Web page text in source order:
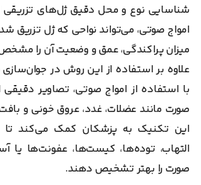
شناسایی نوع و محل دقیق ژل‌های
امواج صوتی، می‌تواند نواحی که ژل تزریق
میزان پراکندگی، عمق و وضعیت آن را
علاوه بر استفاده از این روش در
با استفاده از امواج صوتی، تصاویر
صورت مانند عضلات، غدد، عروق خونی و
این تکنیک به پزشکان کمک می‌کند تا
التهاب، توده‌ها، کیست‌ها، عفونت‌ها یا
صورت را بهتر تشخیص دهند.